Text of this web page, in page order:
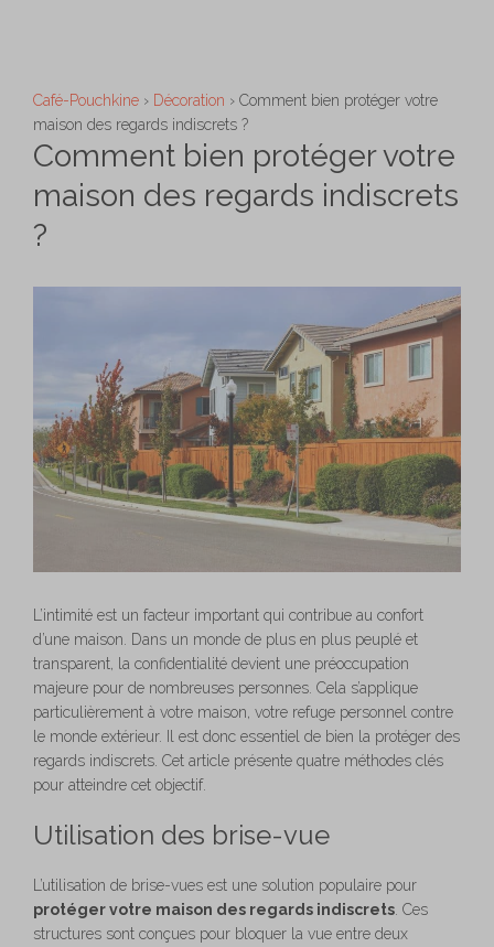
Café-Pouchkine › Décoration › Comment bien protéger votre
maison des regards indiscrets ?
Comment bien protéger votre
maison des regards indiscrets
?
L’intimité est un facteur important qui contribue au confort
d’une maison. Dans un monde de plus en plus peuplé et
transparent, la confidentialité devient une préoccupation
majeure pour de nombreuses personnes. Cela s’applique
particulièrement à votre maison, votre refuge personnel contre
le monde extérieur. Il est donc essentiel de bien la protéger des
regards indiscrets. Cet article présente quatre méthodes clés
pour atteindre cet objectif.
Utilisation des brise-vue
L’utilisation de brise-vues est une solution populaire pour
protéger votre maison des regards indiscrets . Ces
structures sont conçues pour bloquer la vue entre deux